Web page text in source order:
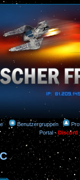
Benutzergruppen
Portal-Discord